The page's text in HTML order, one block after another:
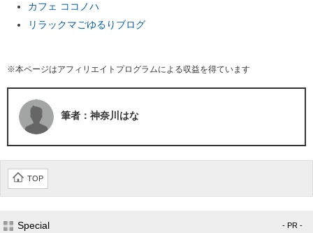
カフェ ココノハ
リラックマごゆるりブログ
※本ページはアフィリエイトプログラムによる収益を得ています
筆者：神奈川はな
TOP
Special - PR -